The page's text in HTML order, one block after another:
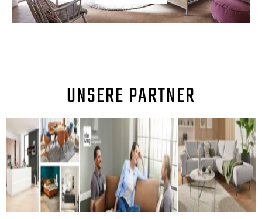
UNSERE PARTNER